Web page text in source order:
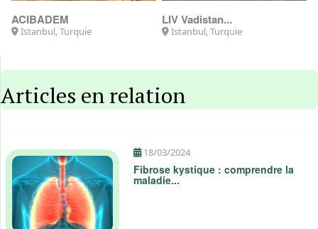
Articles en relation
18/03/2024
Fibrose kystique : comprendre la
maladie...